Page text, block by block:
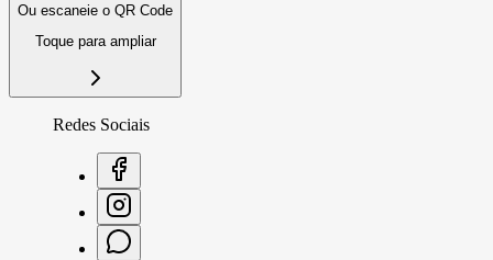
Ou escaneie o QR Code
Toque para ampliar
Redes Sociais